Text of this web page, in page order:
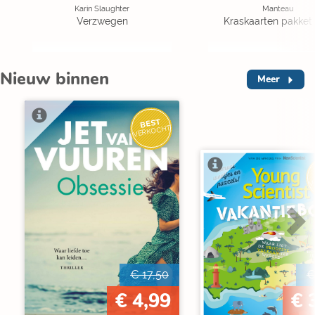
Karin Slaughter
Verzwegen
Manteau
Kraskaarten pakket
Nieuw binnen Meer
BEST
VERKOCHT
€ 17,50
€ 4,99 €